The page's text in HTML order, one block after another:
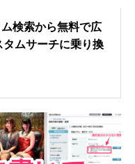
検索から無料で広
ムサーチに乗り換